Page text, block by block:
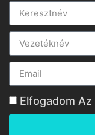
Elfogadom Az